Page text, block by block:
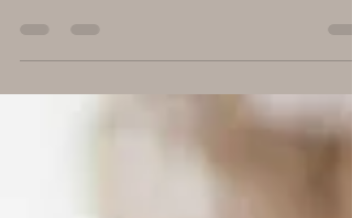
Milium